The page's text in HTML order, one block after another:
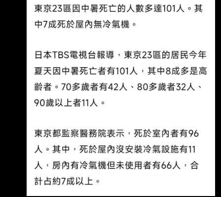
者，同時推出全台第一張針對氣候保險的保單，
提升弱勢族群因應